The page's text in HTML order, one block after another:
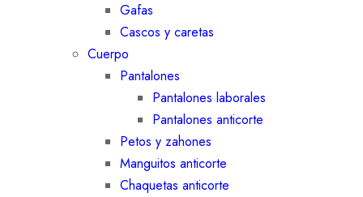
Gafas
Cascos y caretas
Cuerpo
Pantalones
Pantalones laborales
Pantalones anticorte
Petos y zahones
Manguitos anticorte
Chaquetas anticorte